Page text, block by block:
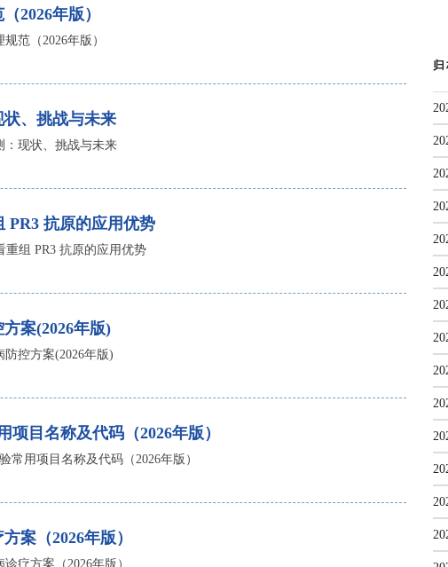
2026年版）
范（2026年版）
、挑战与未来
：现状、挑战与未来
PR3 抗原的应用优势
重组 PR3 抗原的应用优势
案(2026年版)
防控方案(2026年版)
项目名称及代码（2026年版）
常用项目名称及代码（2026年版）
案（2026年版）
疗方案（2026年版）
归